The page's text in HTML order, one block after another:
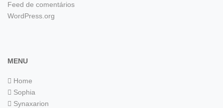
Feed de comentários
WordPress.org
MENU
Home
Sophia
Synaxarion